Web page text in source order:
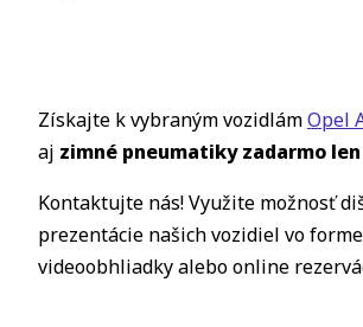
Získajte k vybraným vozidlámOpel
aj zimné pneumatiky zadarmo len
Kontaktujte nás! Využite možnosť
prezentácie našich vozidiel vo forme
videoobhliadky alebo online